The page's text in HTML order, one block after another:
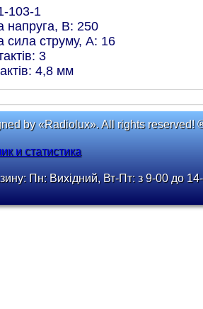
103-1
напруга, В: 250
сила струму, А: 16
3
4,8 мм
by «Radiolux». All rights reserved!
Пн: Вихідний, Вт-Пт: з 9-00 до